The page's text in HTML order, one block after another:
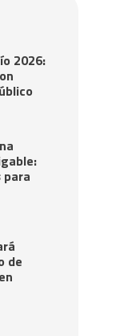
2026:
de